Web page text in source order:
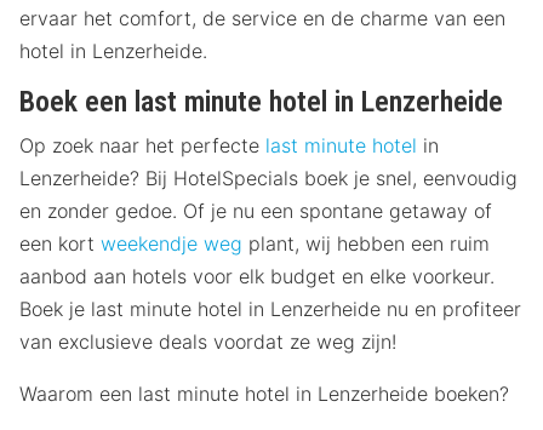
ervaar het comfort, de service en de charme van een
hotel in Lenzerheide.
Boek een last minute hotel in Lenzerheide
Op zoek naar het perfecte last minute hotel in
Lenzerheide? Bij HotelSpecials boek je snel, eenvoudig
en zonder gedoe. Of je nu een spontane getaway of
een kort weekendje weg plant, wij hebben een ruim
aanbod aan hotels voor elk budget en elke voorkeur.
Boek je last minute hotel in Lenzerheide nu en profiteer
van exclusieve deals voordat ze weg zijn!
Waarom een last minute hotel in Lenzerheide boeken?